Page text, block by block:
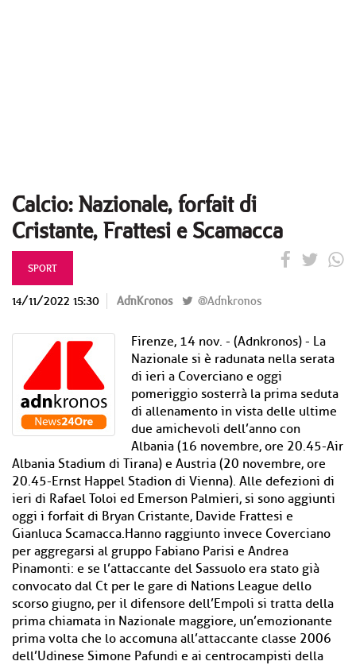
Calcio: Nazionale, forfait di
Cristante, Frattesi e Scamacca
SPORT
14/11/2022 15:30 AdnKronos @Adnkronos
Firenze, 14 nov. - (Adnkronos) - La
Nazionale si è radunata nella serata
di ieri a Coverciano e oggi
pomeriggio sosterrà la prima seduta
di allenamento in vista delle ultime
due amichevoli dell’anno con
Albania (16 novembre, ore 20.45-Air
Albania Stadium di Tirana) e Austria (20 novembre, ore
20.45-Ernst Happel Stadion di Vienna). Alle defezioni di
ieri di Rafael Toloi ed Emerson Palmieri, si sono aggiunti
oggi i forfait di Bryan Cristante, Davide Frattesi e
Gianluca Scamacca.Hanno raggiunto invece Coverciano
per aggregarsi al gruppo Fabiano Parisi e Andrea
Pinamonti: e se l’attaccante del Sassuolo era stato già
convocato dal Ct per le gare di Nations League dello
scorso giugno, per il difensore dell’Empoli si tratta della
prima chiamata in Nazionale maggiore, un’emozionante
prima volta che lo accomuna all’attaccante classe 2006
dell’Udinese Simone Pafundi e ai centrocampisti della